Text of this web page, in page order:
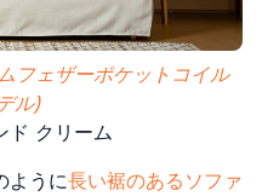
フェザーポケットコイル
ル)
ド クリーム
ように長い裾のあるソファ